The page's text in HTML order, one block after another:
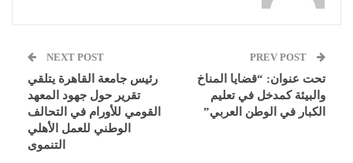
تحت عنوان: “قضايا المناخ
والبيئة كمدخل في تعليم
الكبار في الوطن العربي”
NEXT POST
رئيس جامعة القاهرة يتلقي
تقرير حول جهود المعهد
القومي للأورام في التحالف
الوطني للعمل الأهلي
التنموى